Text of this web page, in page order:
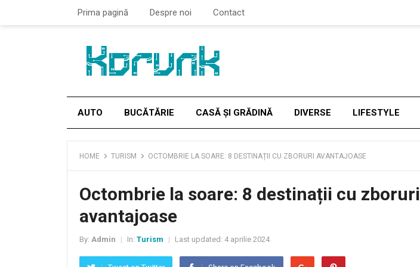
Prima pagină Despre noi Contact
AUTO BUCĂTĂRIE CASĂ ȘI GRĂDINĂ DIVERSE LIFESTYLE
HOME TURISM OCTOMBRIE LA SOARE: 8 DESTINAȚII CU ZBORURI AVANTAJOASE
Octombrie la soare: 8 destinații cu zboruri
avantajoase
By: Admin In: Turism Last updated: 4 aprilie 2024